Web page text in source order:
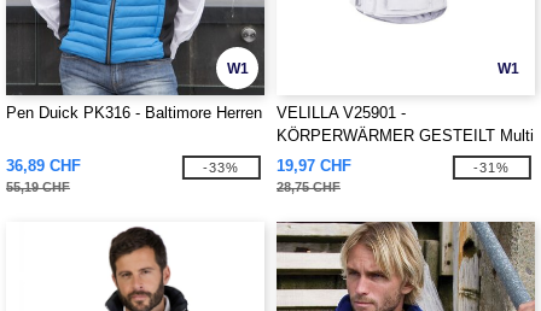
W1
Pen Duick PK316 - Baltimore Herren
36,89 CHF
55,19 CHF
-33%
W1
VELILLA V25901 -
KÖRPERWÄRMER GESTEILT Multi
Taschen
19,97 CHF
28,75 CHF
-31%